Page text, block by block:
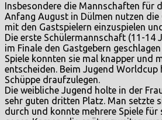
Insbesondere die Mannschaften für
Anfang August in Dülmen nutzen die
mit den Gastspielern einzuspielen
Die erste Schülermannschaft (11-14
im Finale den Gastgebern
Spiele konnten sie mal knapper und
entscheiden. Beim Jugend Worldcup
Schüppe draufzulegen.
Die weibliche Jugend holte in der
sehr guten dritten Platz. Man setzte
durch und konnte mehrere Spiele für